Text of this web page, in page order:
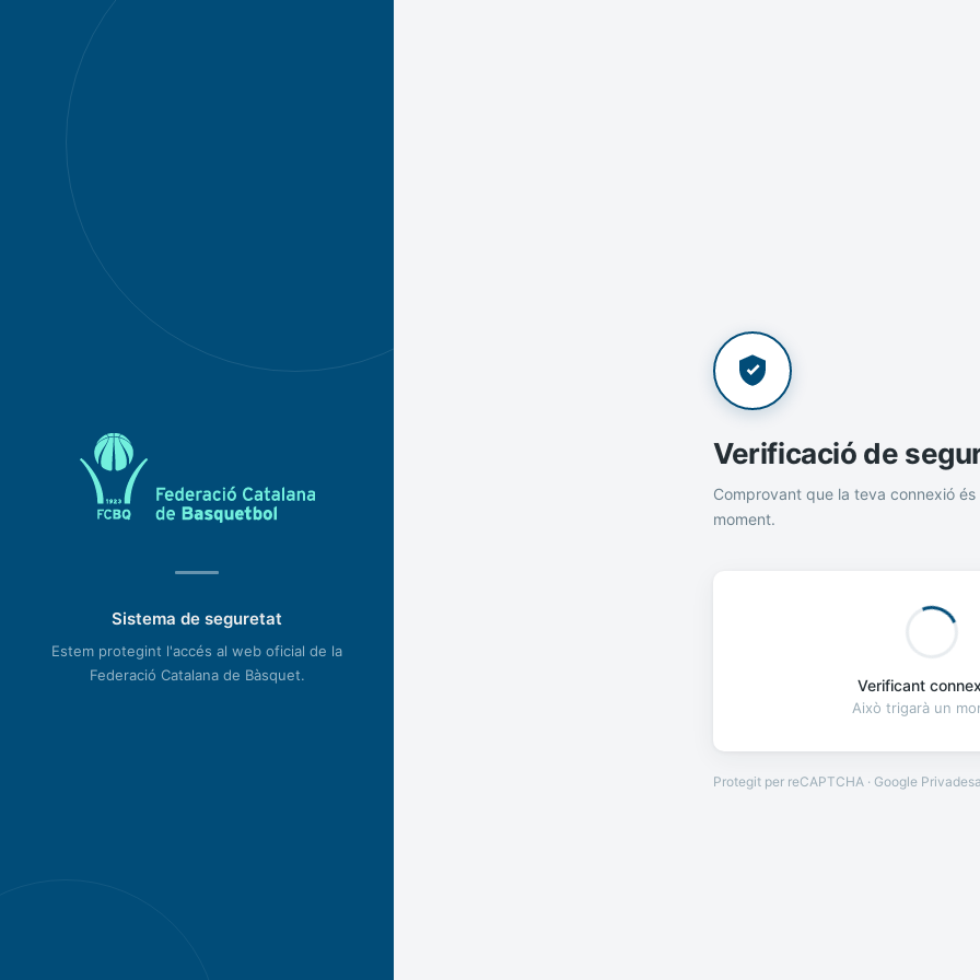
Sistema de seguretat
Estem protegint l'accés al web oficial de la
Federació Catalana de Bàsquet.
Verificació de
Comprovant que la teva connexió és
moment.
Verificant
Això trigarà un
Protegit per reCAPTCHA · Google Privadesa